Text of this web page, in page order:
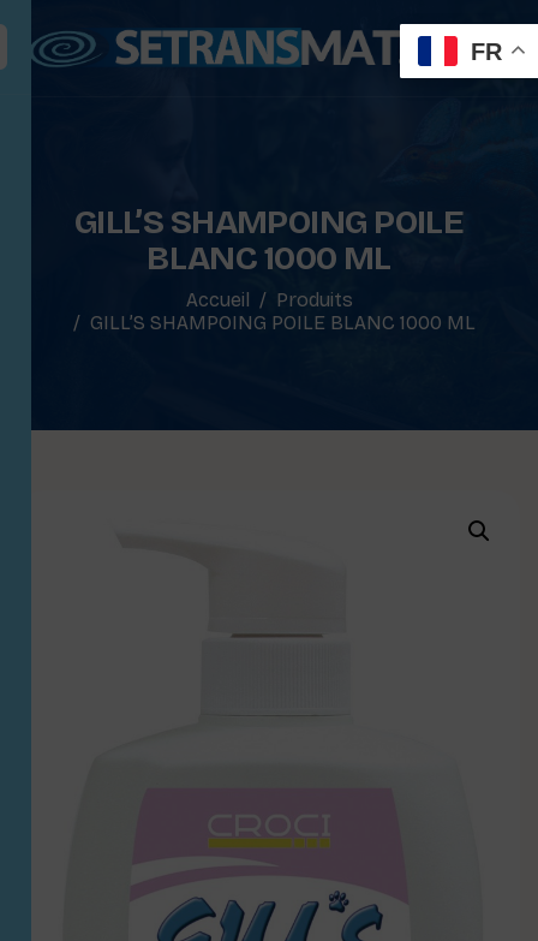
GILL’S SHAMPOING POILE
BLANC 1000 ML
Accueil
Produits
GILL’S SHAMPOING POILE BLANC 1000 ML
FR